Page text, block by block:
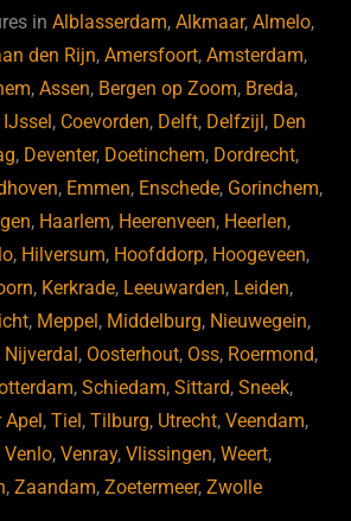
inAlblasserdam,Alkmaar,Almelo,
den Rijn,Amersfoort,Amsterdam,
,Assen, Bergen op Zoom, Breda,
, Coevorden, Delft, Delfzijl, Den
, Deventer, Doetinchem, Dordrecht,
, Emmen, Enschede, Gorinchem,
, Haarlem, Heerenveen, Heerlen,
, Hilversum, Hoofddorp, Hoogeveen,
, Kerkrade, Leeuwarden, Leiden,
, Meppel, Middelburg, Nieuwegein,
Nijverdal, Oosterhout, Oss, Roermond,
, Schiedam, Sittard, Sneek,
Apel,Tiel,Tilburg, Utrecht,Veendam,
Venlo,Venray,Vlissingen,Weert,
,Zaandam,Zoetermeer,Zwolle